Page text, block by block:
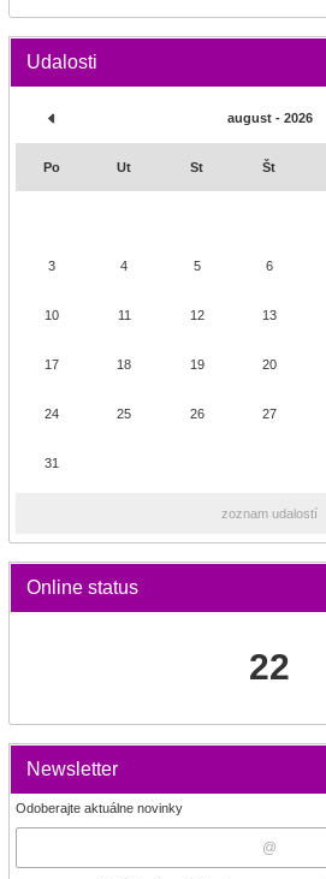
Udalosti
august - 2026
Po Ut St Št
3 4 5 6
10 11 12 13
17 18 19 20
24 25 26 27
31
zoznam udalostí
Online status
22
Newsletter
Odoberajte aktuálne novinky